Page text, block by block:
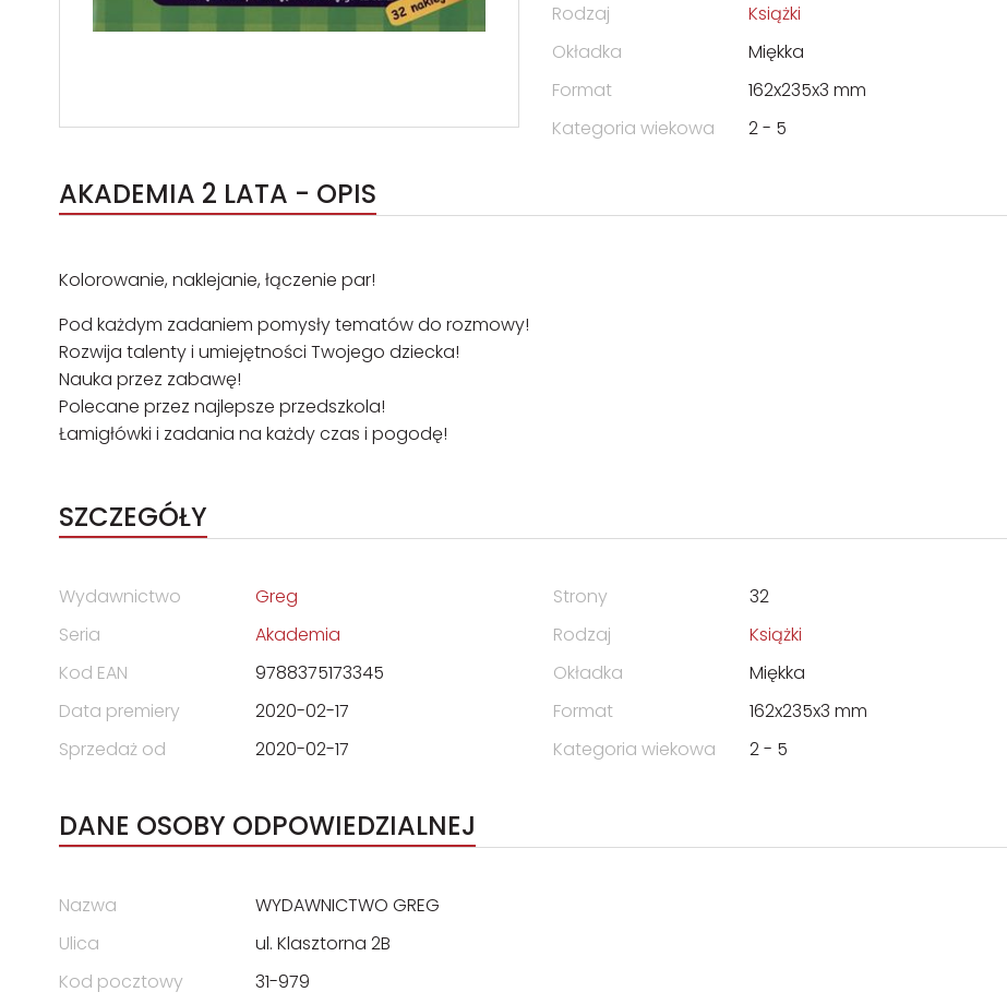
Rodzaj
Książki
Okładka
Miękka
Format
162x235x3 mm
Kategoria wiekowa
2 - 5
AKADEMIA 2 LATA - OPIS
Kolorowanie, naklejanie, łączenie par!
Pod każdym zadaniem pomysły tematów do rozmowy!
Rozwija talenty i umiejętności Twojego dziecka!
Nauka przez zabawę!
Polecane przez najlepsze przedszkola!
Łamigłówki i zadania na każdy czas i pogodę!
SZCZEGÓŁY
Wydawnictwo
Greg
Seria
Akademia
Kod EAN
9788375173345
Data premiery
2020-02-17
Sprzedaż od
2020-02-17
Strony
32
Rodzaj
Książki
Okładka
Miękka
Format
162x235x3 mm
Kategoria wiekowa
2 - 5
DANE OSOBY ODPOWIEDZIALNEJ
Nazwa
WYDAWNICTWO GREG
Ulica
ul. Klasztorna 2B
Kod pocztowy
31-979